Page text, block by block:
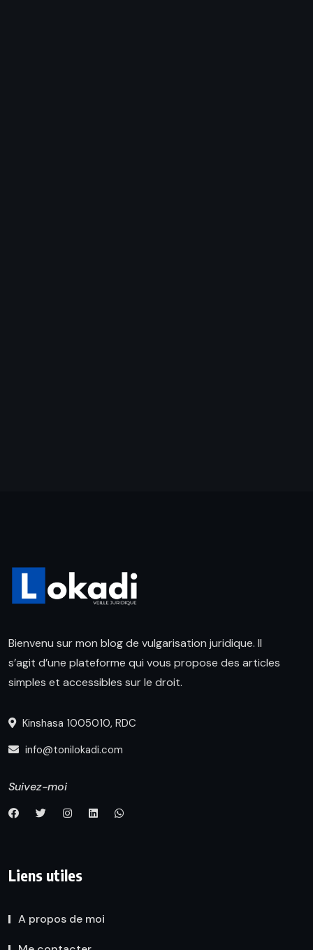
Bienvenu sur mon blog de vulgarisation juridique. Il
s’agit d’une plateforme qui vous propose des articles
simples et accessibles sur le droit.
Kinshasa 1005010, RDC
info@tonilokadi.com
Suivez-moi
Liens utiles
A propos de moi